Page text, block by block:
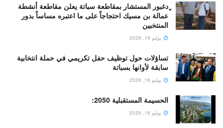
ٍدغبور المستشار بمقاطعة سباتة يعلن مقاطعة أنشطة
عمالة بن مسيك احتجاجاً على ما اعتبره مساساً بدور
المنتخبين
يوليو 19, 2026
تساؤلات حول توظيف حفل تكريمي في حملة انتخابية
سابقة لأوانها بسباتة
يوليو 16, 2026
الحسيمة المستقبلية 2050:
يوليو 16, 2026